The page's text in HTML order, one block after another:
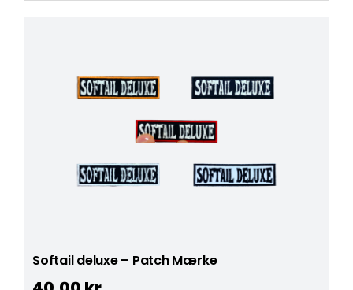
Softail deluxe – Patch Mærke